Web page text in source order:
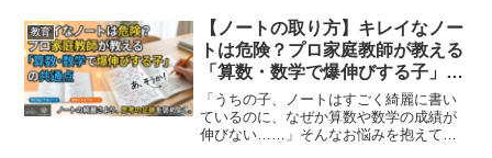
ない（伸び悩み）」というご相談が、プ
ロ家庭教師の元にも毎日の...
教育
【ノートの取り方】キレイなノー
トは危険？プロ家庭教師が教える
「算数・数学で爆伸びする子」の
共通点
「うちの子、ノートはすごく綺麗に書い
ているのに、なぜか算数や数学の成績が
伸びない……」そんなお悩みを抱えてい